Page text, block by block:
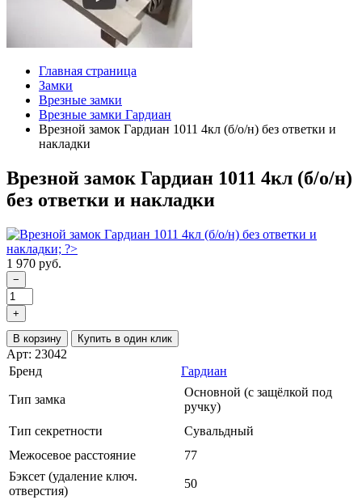
Главная страница
Замки
Врезные замки
Врезные замки Гардиан
Врезной замок Гардиан 1011 4кл (б/о/н) без ответки и
накладки
Врезной замок Гардиан 1011 4кл (б/о/н)
без ответки и накладки
1 970 руб.
−
+
В корзину Купить в один клик
Арт: 23042
Бренд
Гардиан
Тип замка
Основной (с защёлкой под
ручку)
Тип секретности
Сувальдный
Межосевое расстояние
77
Бэксет (удаление ключ.
отверстия)
50